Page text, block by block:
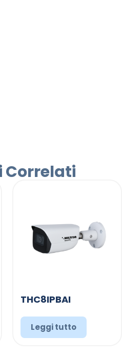
Correlati
THC8IPBAI
Leggi tutto